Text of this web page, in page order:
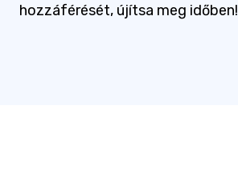
hozzáférését, újítsa meg időben!